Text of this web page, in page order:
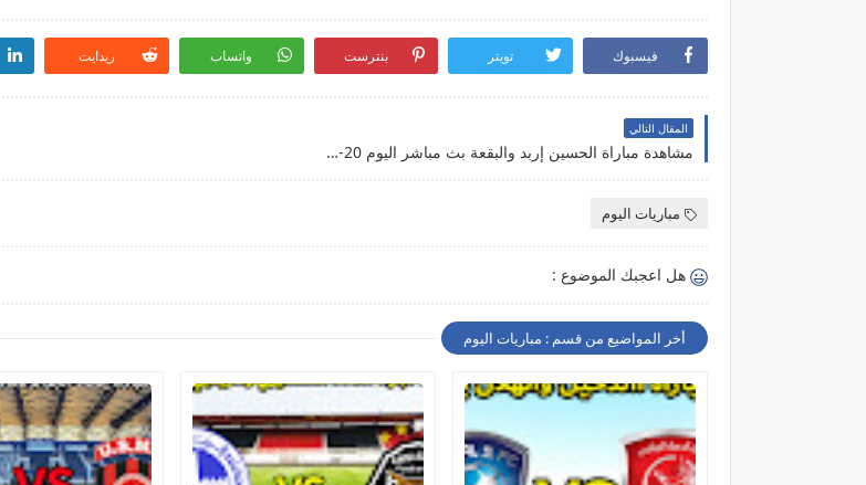
فيسبوك تويتر بنترست واتساب ريدايت
المقال التالي
مشاهدة مباراة الحسين إربد والبقعة بث مباشر اليوم 20-10-2021 الدوري الأردني
مباريات اليوم
هل اعجبك الموضوع :
أخر المواضيع من قسم : مباريات اليوم